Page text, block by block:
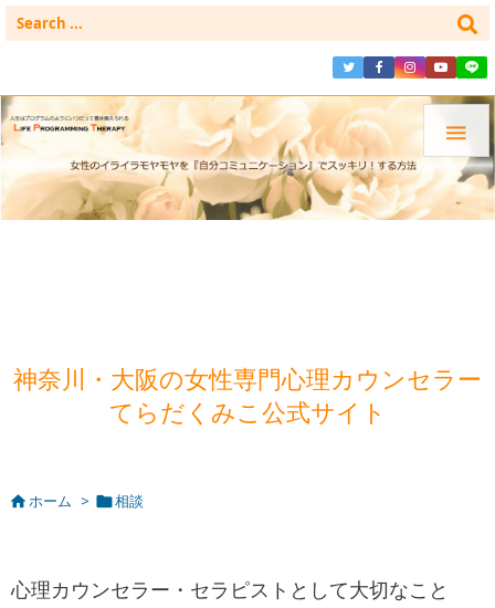

神奈川・大阪の女性専門心理カウンセラー
てらだくみこ公式サイト
ホーム > 相談
心理カウンセラー・セラピストとして大切なこと